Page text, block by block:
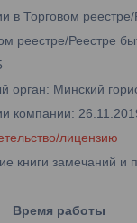
в Торговом
реестре/Реестре
орган: Минский
компании:
лицензию
книги замечаний и
Время работы